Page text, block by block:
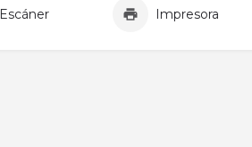
Escáner Impresora